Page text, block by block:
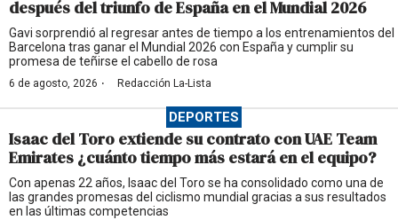
después del triunfo de España en el Mundial 2026
Gavi sorprendió al regresar antes de tiempo a los entrenamientos del
Barcelona tras ganar el Mundial 2026 con España y cumplir su
promesa de teñirse el cabello de rosa
6 de agosto, 2026 · Redacción La-Lista
DEPORTES
Isaac del Toro extiende su contrato con UAE Team
Emirates ¿cuánto tiempo más estará en el equipo?
Con apenas 22 años, Isaac del Toro se ha consolidado como una de
las grandes promesas del ciclismo mundial gracias a sus resultados
en las últimas competencias